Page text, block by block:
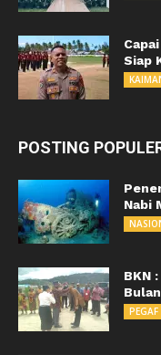
Siap
POSTING
Nabi
BKN
PEGAF